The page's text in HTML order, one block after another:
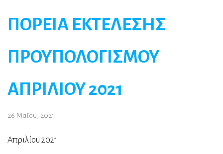
ΠΟΡΕΙΑ ΕΚΤΕΛΕΣΗΣ
ΠΡΟΥΠΟΛΟΓΙΣΜΟΥ
ΑΠΡΙΛΙΟΥ 2021
26 Μαΐου, 2021
Απριλίου 2021